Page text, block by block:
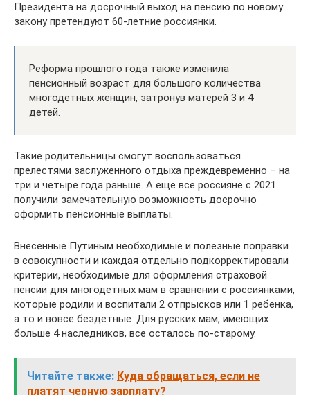
Президента на досрочный выход на пенсию по новому
закону претендуют 60-летние россиянки.
Реформа прошлого года также изменила
пенсионный возраст для большого количества
многодетных женщин, затронув матерей 3 и 4
детей.
Такие родительницы смогут воспользоваться
прелестями заслуженного отдыха преждевременно – на
три и четыре года раньше. А еще все россияне с 2021
получили замечательную возможность досрочно
оформить пенсионные выплаты.
Внесенные Путиным необходимые и полезные поправки
в совокупности и каждая отдельно подкорректировали
критерии, необходимые для оформления страховой
пенсии для многодетных мам в сравнении с россиянками,
которые родили и воспитали 2 отпрысков или 1 ребенка,
а то и вовсе бездетные. Для русских мам, имеющих
больше 4 наследников, все осталось по-старому.
Читайте также: Куда обращаться, если не
платят черную зарплату?